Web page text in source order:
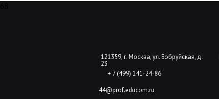
121359, г. Москва, ул. Бобруйская, д.
23
44@prof.educom.ru
+ 7 (499) 141-24-86